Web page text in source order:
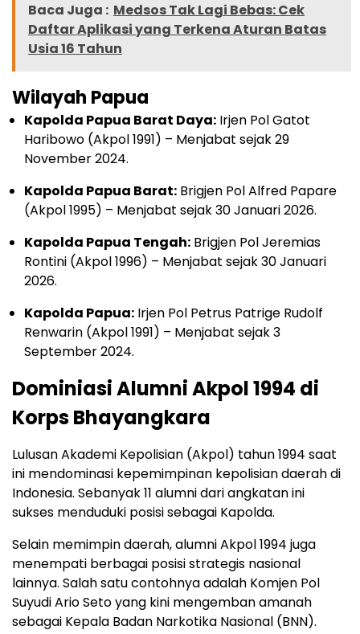
Baca Juga : Medsos Tak Lagi Bebas: Cek
Daftar Aplikasi yang Terkena Aturan Batas
Usia 16 Tahun
Wilayah Papua
Kapolda Papua Barat Daya: Irjen Pol Gatot
Haribowo (Akpol 1991) – Menjabat sejak 29
November 2024.
Kapolda Papua Barat: Brigjen Pol Alfred Papare
(Akpol 1995) – Menjabat sejak 30 Januari 2026.
Kapolda Papua Tengah: Brigjen Pol Jeremias
Rontini (Akpol 1996) – Menjabat sejak 30 Januari
2026.
Kapolda Papua: Irjen Pol Petrus Patrige Rudolf
Renwarin (Akpol 1991) – Menjabat sejak 3
September 2024.
Dominiasi Alumni Akpol 1994 di
Korps Bhayangkara
Lulusan Akademi Kepolisian (Akpol) tahun 1994 saat
ini mendominasi kepemimpinan kepolisian daerah di
Indonesia. Sebanyak 11 alumni dari angkatan ini
sukses menduduki posisi sebagai Kapolda.
Selain memimpin daerah, alumni Akpol 1994 juga
menempati berbagai posisi strategis nasional
lainnya. Salah satu contohnya adalah Komjen Pol
Suyudi Ario Seto yang kini mengemban amanah
sebagai Kepala Badan Narkotika Nasional (BNN).